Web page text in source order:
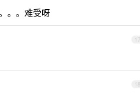
。。难受呀
17
18